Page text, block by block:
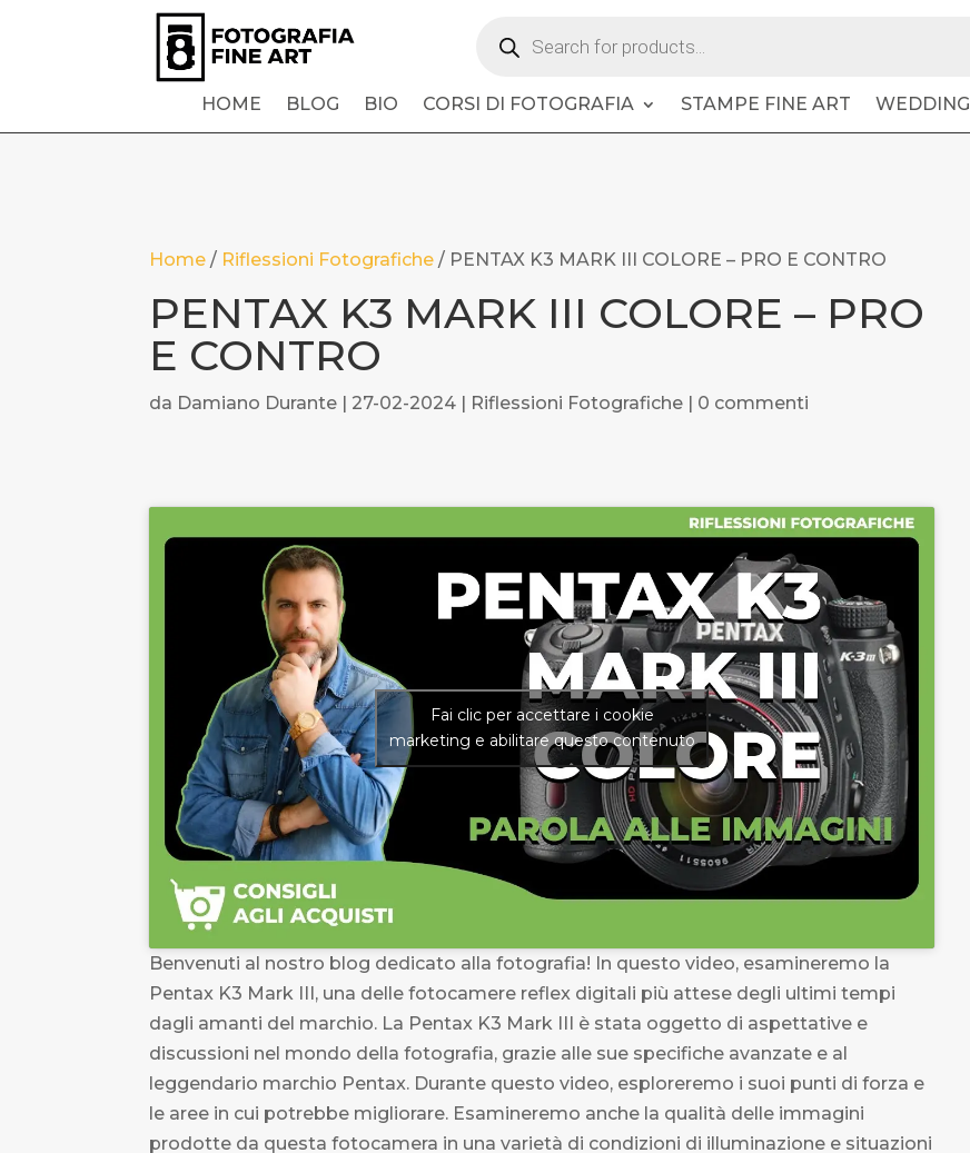
search
HOME BLOG BIO CORSI DI FOTOGRAFIA STAMPE FINE ART WEDDING
Home / Riflessioni Fotografiche / PENTAX K3 MARK III COLORE – PRO E CONTRO
PENTAX K3 MARK III COLORE – PRO
E CONTRO
da Damiano Durante | 27-02-2024 | Riflessioni Fotografiche | 0 commenti
Fai clic per accettare i cookie
marketing e abilitare questo contenuto
Benvenuti al nostro blog dedicato alla fotografia! In questo video, esamineremo la
Pentax K3 Mark III, una delle fotocamere reflex digitali più attese degli ultimi tempi
dagli amanti del marchio. La Pentax K3 Mark III è stata oggetto di aspettative e
discussioni nel mondo della fotografia, grazie alle sue specifiche avanzate e al
leggendario marchio Pentax. Durante questo video, esploreremo i suoi punti di forza e
le aree in cui potrebbe migliorare. Esamineremo anche la qualità delle immagini
prodotte da questa fotocamera in una varietà di condizioni di illuminazione e situazioni